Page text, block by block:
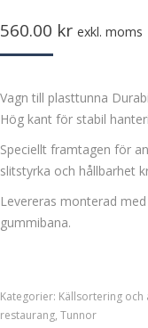
560.00 kr exkl. moms
Vagn till plasttunna
Hög kant för stabil
Speciellt framtagen för
slitstyrka och hållbarhet
Levereras monterad
gummibana.
Kategorier: Källsortering och
restaurang, Tunnor